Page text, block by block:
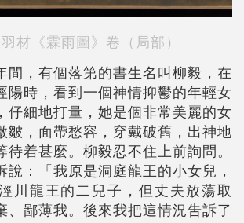
材《霖雨圖》卷（局部）
間，有個落第的書生名叫柳毅，在
陽時，看到一個神情抑鬱的年輕女
仔細地打量，她是個非常美麗的女
皺，面帶愁容，穿戴破舊，出神地
待着甚麼。柳毅忍不住上前詢問。
說：「我原是洞庭龍王的小女兒，
川龍王的二兒子，但丈夫放蕩取
、鄙薄我。後來我把這情況吿訴了